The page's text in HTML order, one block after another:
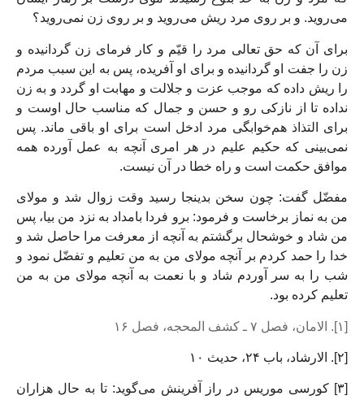
مى‏‌رويد. و بر روى مرد ريش مى‏‌رويد و بر روى زن نمى‌‏رويد؟
براى آن كه حق تعالى مرد را قيّم و كار فرماى زن گردانيده و
زن را جفت او گردانيده و براى او آفريده، پس به اين سبب مردم
را ريش داده كه موجب عزت و جلالت و مهابت او گردد و به زن
نداده تا از نازكى رو و حسن و جمال كه مناسب حال اوست و
براى التذاذ هم‌خوابگى مرد ادخل است براى او باقى ماند. پس
نمى‏‌بينى كه حكيم عليم در هر امرى آنچه به عمل آورده همه
موافق حكمت است و راه خطا در آن نيست.
مفضّل گفت: چون سخن بدينجا رسيد وقت زوال شد و مولاى
من به نماز برخاست و فرمود: برو فردا بامداد به نزد من بيا، پس
من‏ شاد و خوشحال برگشتم به آنچه از معرفت مرا حاصل شد و
خدا را حمد كردم بر آنچه مولاى من به من تعليم و تفضّل نمود و
شب را به سر آوردم شاد و با نعمت به آنچه مولاى من به من
تعليم كرده بود.
[۱]. الامان، فصل ۷ ـ کشف المحجه، فصل ۱۶
[۲]. الارشاد، باب ۲۴، حدیث ۱۰
[۳] كورسى موريس در راز آفرينش مى‏‌گويد: تا به حال هزاران